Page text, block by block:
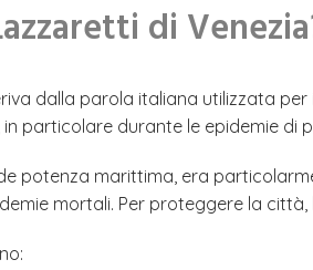
di
dalla parola italiana utilizzata
particolare durante le epidemie di
potenza marittima, era
mortali. Per proteggere la